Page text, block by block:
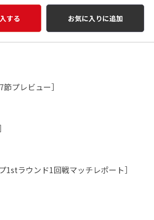
する お気に入りに追加
節プレビュー］
1stラウンド1回戦マッチレポート］